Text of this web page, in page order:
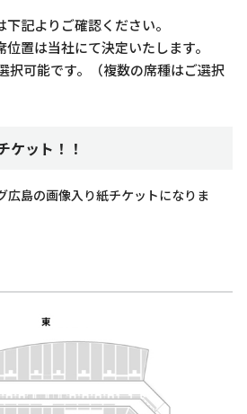
記よりご確認ください。
置は当社にて決定いたします。
可能です。（複数の席種はご選択
ケット！！
広島の画像入り紙チケットになりま